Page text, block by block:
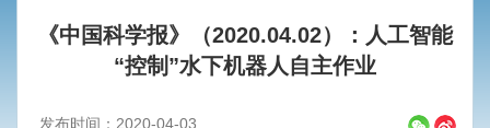
《中国科学报》（2020.04.02）：人工智能
“控制”水下机器人自主作业
发布时间：2020-04-03